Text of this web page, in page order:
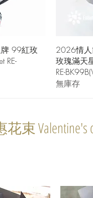
99紅玫
RE-
2026情
玫瑰滿天
RE-
無庫存
束 Valentine's